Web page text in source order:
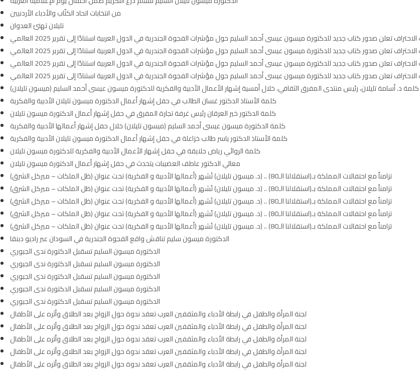
من انتخابات اتحاد الكتّاب والأدباء الأردنيين
تليلان تهنئ العدوان
تعلن صدور كتاب جديد للدكتورة ميسون عيسى أحمد السليم حول مؤشرات الفجوة الجندرية في الدول العربية استنادًا إلى تقرير 2025 العالمي
تعلن صدور كتاب جديد للدكتورة ميسون عيسى أحمد السليم حول مؤشرات الفجوة الجندرية في الدول العربية استنادًا إلى تقرير 2025 العالمي
تعلن صدور كتاب جديد للدكتورة ميسون عيسى أحمد السليم حول مؤشرات الفجوة الجندرية في الدول العربية استنادًا إلى تقرير 2025 العالمي
تعلن صدور كتاب جديد للدكتورة ميسون عيسى أحمد السليم حول مؤشرات الفجوة الجندرية في الدول العربية استنادًا إلى تقرير 2025 العالمي
كلمة د. أسامة تليلان، رئيس منتدى المفرق الثقافي، خلال أمسية إشهار الأعمال الأدبية والفكرية للدكتورة ميسون عيسى أحمد السليم (ميسون تليلان)
كلمة الأستاذ الدكتور غسان الطالب في حفل إشهار أعمال الدكتورة ميسون تليلان الأدبية والفكرية
كلمة الدكتور خير العرقان رئيس غرفة تجارة المفرق في حفل إشهار أعمال الدكتورة ميسون تليلان
كلمة الدكتورة ميسون عيسى أحمد السليم (ميسون تليلان) خلال حفل إشهار أعمالها الأدبية والفكرية
كلمة الأستاذ الدكتور ياسر طالب خزاعلة في حفل إشهار أعمال الدكتورة ميسون تليلان الأدبية والفكرية
كلمة الروائي رياض حلايقة في حفل إشهار الأعمال الأدبية والفكرية للدكتورة ميسون تليلان
معالي الدكتور عاطف العضيبات يتحدث في حفل إشهار أعمال الدكتورة ميسون تليلان
تزامناً مع احتفالات المملكة بـ(استقلالنا الـ80) .. (د. ميسون تليلان) تُشهر (أعمالها الأدبية و الفكرية) تحت عنوان (ظل الملكات – ميركل الشرق)
تزامناً مع احتفالات المملكة بـ(استقلالنا الـ80) .. (د. ميسون تليلان) تُشهر (أعمالها الأدبية و الفكرية) تحت عنوان (ظل الملكات – ميركل الشرق)
تزامناً مع احتفالات المملكة بـ(استقلالنا الـ80) .. (د. ميسون تليلان) تُشهر (أعمالها الأدبية و الفكرية) تحت عنوان (ظل الملكات – ميركل الشرق)
تزامناً مع احتفالات المملكة بـ(استقلالنا الـ80) .. (د. ميسون تليلان) تُشهر (أعمالها الأدبية و الفكرية) تحت عنوان (ظل الملكات – ميركل الشرق)
تزامناً مع احتفالات المملكة بـ(استقلالنا الـ80) .. (د. ميسون تليلان) تُشهر (أعمالها الأدبية و الفكرية) تحت عنوان (ظل الملكات – ميركل الشرق)
الدكتورة ميسون سليم تناقش واقع الفجوة الجندرية في السودان عبر راديو دبنقا
الدكتورة ميسون السليم تسقبل الدكتورة ندى الجبوري
الدكتورة ميسون السليم تسقبل الدكتورة ندى الجبوري
الدكتورة ميسون السليم تسقبل الدكتورة ندى الجبوري
الدكتورة ميسون السليم تسقبل الدكتورة ندى الجبوري
الدكتورة ميسون السليم تسقبل الدكتورة ندى الجبوري
لجنة المرأة والطفل في رابطة الأدباء والمثقفين العرب تعقد ندوة حول الزواج بعد الطلاق وأثره على الأطفال
لجنة المرأة والطفل في رابطة الأدباء والمثقفين العرب تعقد ندوة حول الزواج بعد الطلاق وأثره على الأطفال
لجنة المرأة والطفل في رابطة الأدباء والمثقفين العرب تعقد ندوة حول الزواج بعد الطلاق وأثره على الأطفال
لجنة المرأة والطفل في رابطة الأدباء والمثقفين العرب تعقد ندوة حول الزواج بعد الطلاق وأثره على الأطفال
لجنة المرأة والطفل في رابطة الأدباء والمثقفين العرب تعقد ندوة حول الزواج بعد الطلاق وأثره على الأطفال